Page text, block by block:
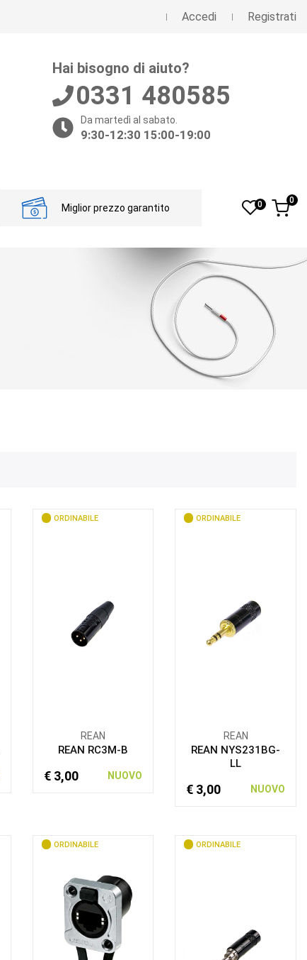
Accedi Registrati
Hai bisogno di aiuto?
0331 480585
Da martedì al sabato.
9:30-12:30 15:00-19:00
Miglior prezzo garantito 0 0
ORDINABILE
REAN
REAN RC3M-B
€ 3,00 NUOVO
ORDINABILE
REAN
REAN NYS231BG-
LL
€ 3,00 NUOVO
ORDINABILE ORDINABILE